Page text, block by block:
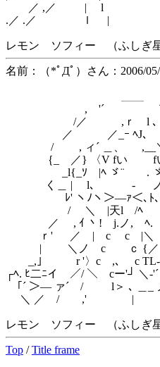
／ ,／ | l /
.／ .／ ｌ
レモン ソフィー （ふしぎ
名前：（*ﾟДﾟ）さん：2006/
､ ,
＿＿
, '´ ｀ヽ /
/／ ,ｒ l ､ ｀
／ ／_ｰ ﾍJ､
/ , ィ´ ＿、 ,__＼ |
｛_ ／} 〈V fい fいY:ﾄJ
_l{_ｿ |ﾍ ゞ¨ . ゞ¨l
く＿ | l､ - ノ |､
ﾚ' ヽﾉヽ＞―ｧ＜､ﾄ､
/ ＼ |天l /ﾍ } |
／ , ｲ 丶! j.ノ, ﾍ.
ｒ' ／ | c c
| ＼ノ c ｃ {
_,｣ r '〉c ,､ c
┌ﾍ. ﾋ二ﾆイ ／/ ＼ c
｢´ ＞― ァ´ / l＞ ､
＼ ／ / ,' | .} ／
レモン ソフィー （ふしぎ
Top /Title frame